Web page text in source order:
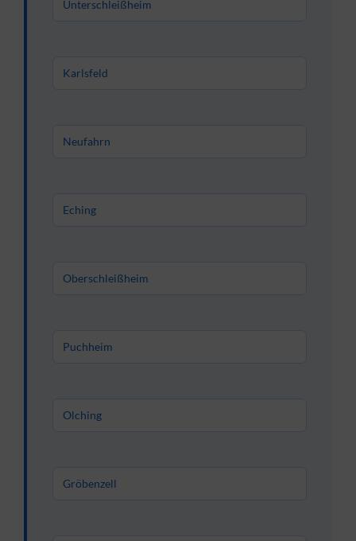
Unterschleißheim
Karlsfeld
Neufahrn
Eching
Oberschleißheim
Puchheim
Olching
Gröbenzell